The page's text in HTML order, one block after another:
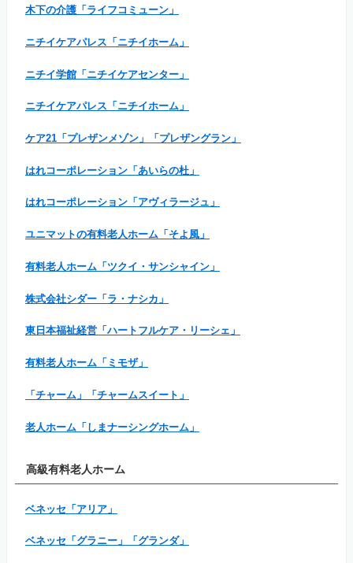
木下の介護「ライフコミューン」
ニチイケアパレス「ニチイホーム」
ニチイ学館「ニチイケアセンター」
ニチイケアパレス「ニチイホーム」
ケア21「プレザンメゾン」「プレザングラン」
はれコーポレーション「あいらの杜」
はれコーポレーション「アヴィラージュ」
ユニマットの有料老人ホーム「そよ風」
有料老人ホーム「ツクイ・サンシャイン」
株式会社シダー「ラ・ナシカ」
東日本福祉経営「ハートフルケア・リーシェ」
有料老人ホーム「ミモザ」
「チャーム」「チャームスイート」
老人ホーム「しまナーシングホーム」
高級有料老人ホーム
ベネッセ「アリア」
ベネッセ「グラニー」「グランダ」